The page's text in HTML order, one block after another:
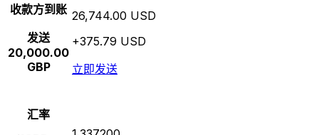
收款方到账
发送
20,000.00
GBP
26,744.00 USD
+375.79 USD
立即发送
汇率